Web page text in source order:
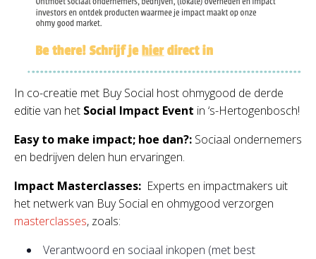
In co-creatie met Buy Social host ohmygood de derde
editie van het Social Impact Event in ‘s-Hertogenbosch!
Easy to make impact; hoe dan?: Sociaal ondernemers
en bedrijven delen hun ervaringen.
Impact Masterclasses: Experts en impactmakers uit
het netwerk van Buy Social en ohmygood verzorgen
masterclasses, zoals:
Verantwoord en sociaal inkopen (met best